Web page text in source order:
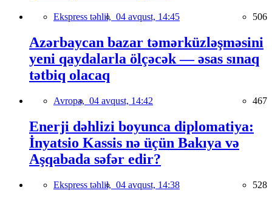
Ekspress təhlil, 04 avqust, 14:45 506
Azərbaycan bazar təmərküzləşməsini
yeni qaydalarla ölçəcək — əsas sınaq
tətbiq olacaq
Avropa, 04 avqust, 14:42 467
Enerji dəhlizi boyunca diplomatiya:
İnyatsio Kassis nə üçün Bakıya və
Aşqabada səfər edir?
Ekspress təhlil, 04 avqust, 14:38 528